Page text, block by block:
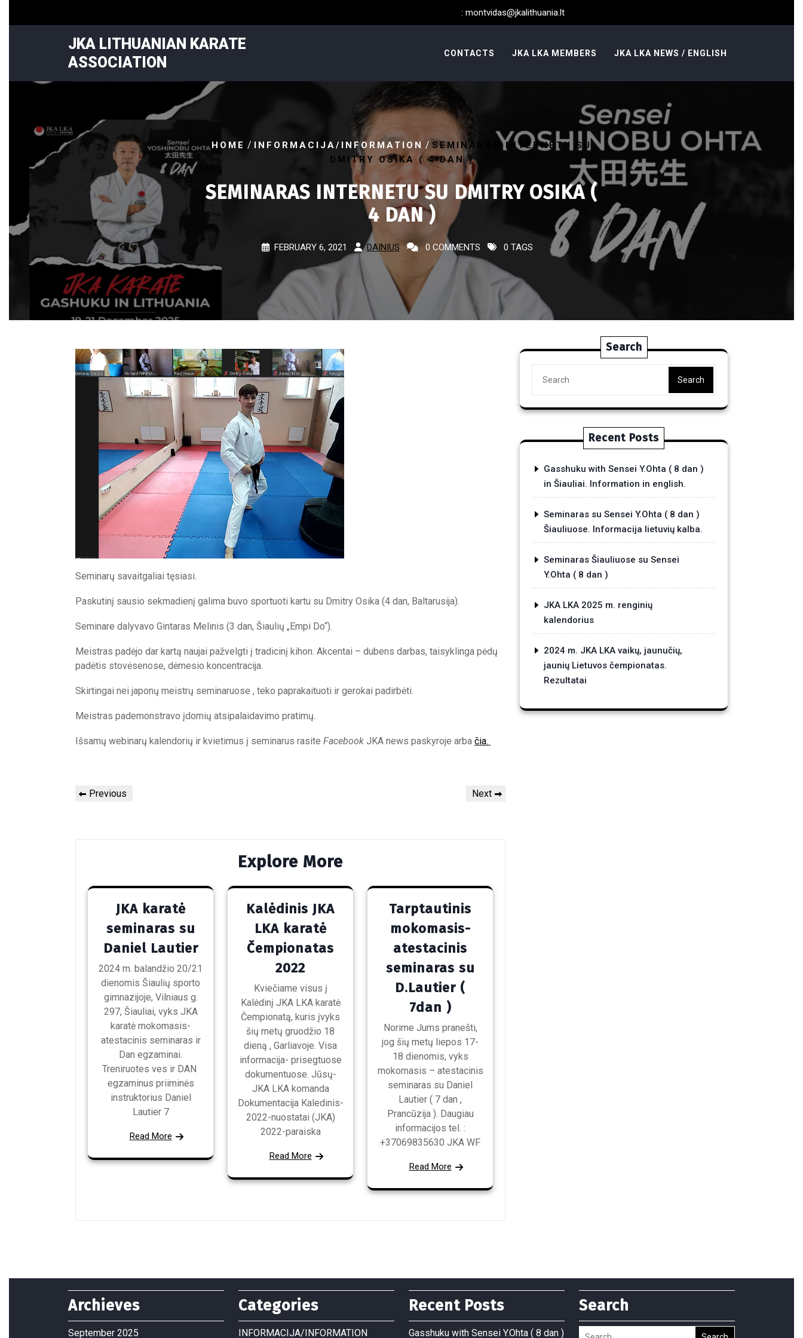
: montvidas@jkalithuania.lt
JKA LITHUANIAN KARATE
ASSOCIATION
CONTACTS JKA LKA MEMBERS JKA LKA NEWS / ENGLISH
HOME / INFORMACIJA/INFORMATION /SEMINARAS INTERNETU SU
DMITRY OSIKA ( 4 DAN )
SEMINARAS INTERNETU SU DMITRY OSIKA (
4 DAN )
FEBRUARY 6, 2021 DAINIUS 0 COMMENTS 0 TAGS
Seminarų savaitgaliai tęsiasi.
Paskutinį sausio sekmadienį galima buvo sportuoti kartu su Dmitry Osika (4 dan, Baltarusija).
Seminare dalyvavo Gintaras Melinis (3 dan, Šiaulių „Empi Do“).
Meistras padėjo dar kartą naujai pažvelgti į tradicinį kihon. Akcentai – dubens darbas, taisyklinga pėdų
padėtis stovėsenose, dėmesio koncentracija.
Skirtingai nei japonų meistrų seminaruose , teko paprakaituoti ir gerokai padirbėti.
Meistras pademonstravo įdomių atsipalaidavimo pratimų.
Išsamų webinarų kalendorių ir kvietimus į seminarus rasite Facebook JKA news paskyroje arba čia.
Post
Previous
Previous
Next
Next
Explore More
JKA karatė
seminaras su
Daniel Lautier
2024 m. balandžio 20/21
dienomis Šiaulių sporto
gimnazijoje, Vilniaus g.
297, Šiauliai, vyks JKA
karatė mokomasis-
atestacinis seminaras ir
Dan egzaminai.
Treniruotes ves ir DAN
egzaminus priiminės
instruktorius Daniel
Lautier 7
Read More
Kalėdinis JKA
LKA karatė
Čempionatas
2022
Kviečiame visus į
Kalėdinį JKA LKA karatė
Čempionatą, kuris įvyks
šių metų gruodžio 18
dieną , Garliavoje. Visa
informacija- prisegtuose
dokumentuose. Jūsų-
JKA LKA komanda
Dokumentacija Kaledinis-
2022-nuostatai (JKA)
2022-paraiska
Read More
Tarptautinis
mokomasis-
atestacinis
seminaras su
D.Lautier (
7dan )
Norime Jums pranešti,
jog šių metų liepos 17-
18 dienomis, vyks
mokomasis – atestacinis
seminaras su Daniel
Lautier ( 7 dan ,
Prancūzija ). Daugiau
informacijos tel. :
+37069835630 JKA WF
Read More
Search
Search
Recent Posts
Gasshuku with Sensei Y.Ohta ( 8 dan )
in Šiauliai. Information in english.
Seminaras su Sensei Y.Ohta ( 8 dan )
Šiauliuose. Informacija lietuvių kalba.
Seminaras Šiauliuose su Sensei
Y.Ohta ( 8 dan )
JKA LKA 2025 m. renginių
kalendorius
2024 m. JKA LKA vaikų, jaunučių,
jaunių Lietuvos čempionatas.
Rezultatai
Archieves
September 2025
Categories
INFORMACIJA/INFORMATION
Recent Posts
Gasshuku with Sensei Y.Ohta ( 8 dan )
Search